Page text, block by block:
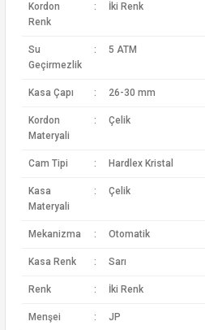
Kordon
Renk
: İki Renk
Su
Geçirmezlik
: 5 ATM
Kasa Çapı : 26-30 mm
Kordon
Materyali
: Çelik
Cam Tipi : Hardlex Kristal
Kasa
Materyali
: Çelik
Mekanizma : Otomatik
Kasa Renk : Sarı
Renk : İki Renk
Menşei : JP